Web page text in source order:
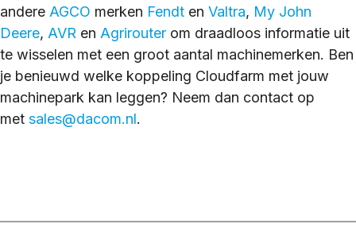
andere AGCO merken Fendt en Valtra, My John
Deere, AVR en Agrirouter om draadloos informatie uit
te wisselen met een groot aantal machinemerken. Ben
je benieuwd welke koppeling Cloudfarm met jouw
machinepark kan leggen? Neem dan contact op
met sales@dacom.nl.